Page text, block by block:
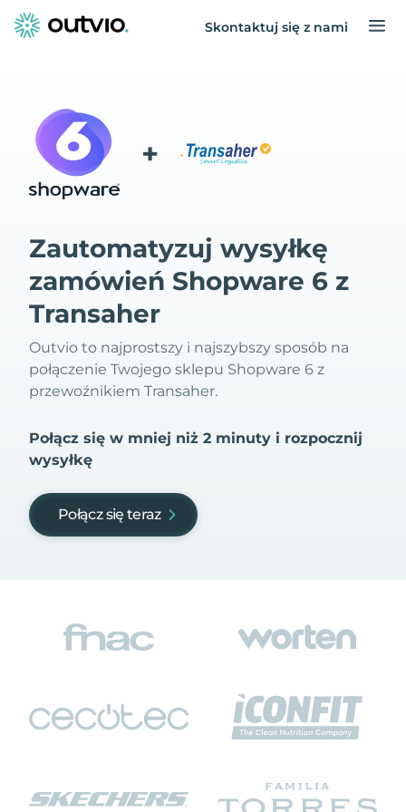
Skontaktuj się z nami
+
Zautomatyzuj wysyłkę
zamówień Shopware 6 z
Transaher
Outvio to najprostszy i najszybszy sposób na
połączenie Twojego sklepu Shopware 6 z
przewoźnikiem Transaher.
Połącz się w mniej niż 2 minuty i rozpocznij
wysyłkę
Połącz się teraz